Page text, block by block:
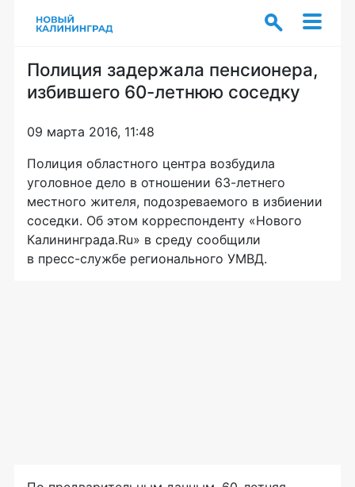
Полиция задержала пенсионера,
избившего 60-летнюю соседку
09 марта 2016, 11:48
Полиция областного центра возбудила
уголовное дело в отношении 63-летнего
местного жителя, подозреваемого в избиении
соседки. Об этом корреспонденту «Нового
Калининграда.Ru» в среду сообщили
в пресс-службе регионального УМВД.